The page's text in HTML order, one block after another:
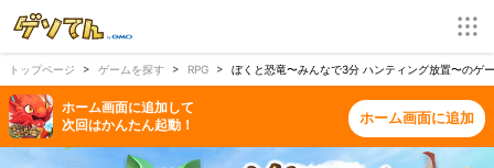
トップページ ゲームを探す RPG ぼくと恐竜〜みんなで3分 ハンティング放置〜の
ホーム画面に追加して
次回はかんたん起動！
ホーム画面に追加